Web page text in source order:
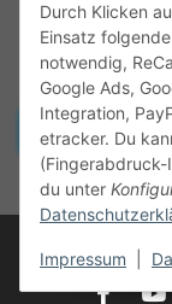
Durch Klicken
Einsatz
notwendig,
Google Ads,
Integration,
etracker. Du
(Fingerabdruck-
du unter
Impressum
* Alle
© Tante Olga